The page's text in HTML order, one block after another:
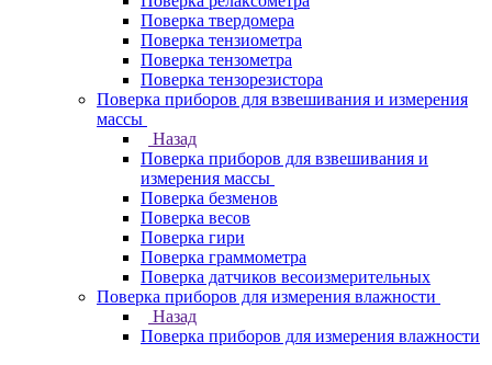
Поверка твердомера
Поверка тензиометра
Поверка тензометра
Поверка тензорезистора
Поверка приборов для взвешивания и измерения
массы
Назад
Поверка приборов для взвешивания и
измерения массы
Поверка безменов
Поверка весов
Поверка гири
Поверка граммометра
Поверка датчиков весоизмерительных
Поверка приборов для измерения влажности
Назад
Поверка приборов для измерения влажности